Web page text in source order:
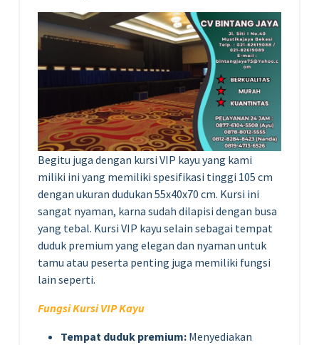
Begitu juga dengan kursi VIP kayu yang kami
miliki ini yang memiliki spesifikasi tinggi 105 cm
dengan ukuran dudukan 55x40x70 cm. Kursi ini
sangat nyaman, karna sudah dilapisi dengan busa
yang tebal. Kursi VIP kayu selain sebagai tempat
duduk premium yang elegan dan nyaman untuk
tamu atau peserta penting juga memiliki fungsi
lain seperti.
Fungsi Kursi VIP Kayu
Tempat duduk premium: Menyediakan